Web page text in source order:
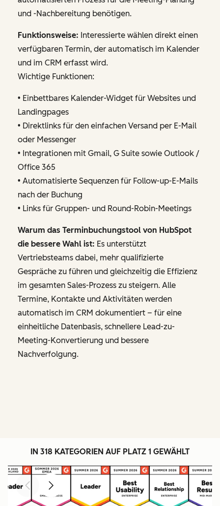
und -Nachbereitung benötigen.
Funktionsweise: Interessierte wählen direkt einen
verfügbaren Termin, der automatisch im Kalender
und im CRM erfasst wird.
Wichtige Funktionen:
• Einbettbares Kalender-Widget für Websites und
Landingpages
• Direktlinks für den einfachen Versand per E-Mail
oder Messenger
• Integrationen mit Gmail, G Suite sowie Outlook /
Office 365
• Automatisierte Sequenzen für Follow-up-E-Mails
nach der Buchung
• Links für Gruppen- und Round-Robin-Meetings
Warum das Terminbuchungstool von HubSpot
die bessere Wahl ist: Es unterstützt
Vertriebsteams dabei, mehr qualifizierte
Gespräche zu führen und gleichzeitig die Effizienz
im gesamten Sales-Prozess zu steigern. Alle
Termine, Kontakte und Aktivitäten werden
automatisch im CRM dokumentiert – für eine
einheitliche Datenbasis, schnellere Lead-zu-
Meeting-Konvertierung und bessere
Nachverfolgung.
IN 318 KATEGORIEN AUF PLATZ 1 GEWÄHLT
ZurückWeiter